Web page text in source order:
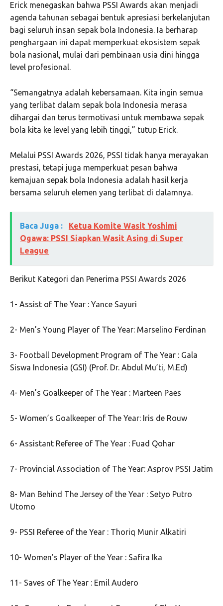
Erick menegaskan bahwa PSSI Awards akan menjadi
agenda tahunan sebagai bentuk apresiasi berkelanjutan
bagi seluruh insan sepak bola Indonesia. Ia berharap
penghargaan ini dapat memperkuat ekosistem sepak
bola nasional, mulai dari pembinaan usia dini hingga
level profesional.
“Semangatnya adalah kebersamaan. Kita ingin semua
yang terlibat dalam sepak bola Indonesia merasa
dihargai dan terus termotivasi untuk membawa sepak
bola kita ke level yang lebih tinggi,” tutup Erick.
Melalui PSSI Awards 2026, PSSI tidak hanya merayakan
prestasi, tetapi juga memperkuat pesan bahwa
kemajuan sepak bola Indonesia adalah hasil kerja
bersama seluruh elemen yang terlibat di dalamnya.
Baca Juga :
Ketua Komite Wasit Yoshimi
Ogawa: PSSI Siapkan Wasit Asing di Super
League
Berikut Kategori dan Penerima PSSI Awards 2026
1- Assist of The Year : Yance Sayuri
2- Men’s Young Player of The Year: Marselino Ferdinan
3- Football Development Program of The Year : Gala
Siswa Indonesia (GSI) (Prof. Dr. Abdul Mu’ti, M.Ed)
4- Men’s Goalkeeper of The Year : Marteen Paes
5- Women’s Goalkeeper of The Year: Iris de Rouw
6- Assistant Referee of The Year : Fuad Qohar
7- Provincial Association of The Year: Asprov PSSI Jatim
8- Man Behind The Jersey of the Year : Setyo Putro
Utomo
9- PSSI Referee of the Year : Thoriq Munir Alkatiri
10- Women’s Player of the Year : Safira Ika
11- Saves of The Year : Emil Audero